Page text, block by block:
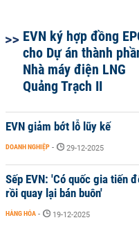
EVN ký hợp đồng
cho Dự án thành
Nhà máy điện LNG
Quảng Trạch II
EVN giảm bớt lỗ lũy kế
DOANH NGHIỆP - 29-12-2025
Sếp EVN: 'Có quốc gia tiến
rồi quay lại bán buôn'
HÀNG HÓA - 19-12-2025